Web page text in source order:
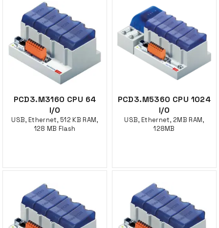
PCD3.M3160 CPU 64
I/O
USB, Ethernet, 512 KB RAM,
128 MB Flash
PCD3.M5360 CPU 1024
I/O
USB, Ethernet, 2MB RAM,
128MB